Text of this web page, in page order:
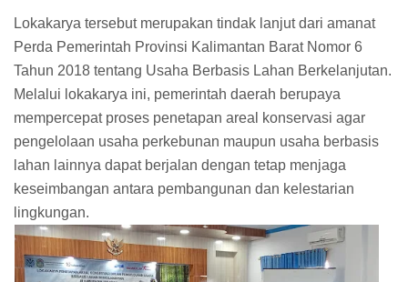
Lokakarya tersebut merupakan tindak lanjut dari amanat
Perda Pemerintah Provinsi Kalimantan Barat Nomor 6
Tahun 2018 tentang Usaha Berbasis Lahan Berkelanjutan.
Melalui lokakarya ini, pemerintah daerah berupaya
mempercepat proses penetapan areal konservasi agar
pengelolaan usaha perkebunan maupun usaha berbasis
lahan lainnya dapat berjalan dengan tetap menjaga
keseimbangan antara pembangunan dan kelestarian
lingkungan.